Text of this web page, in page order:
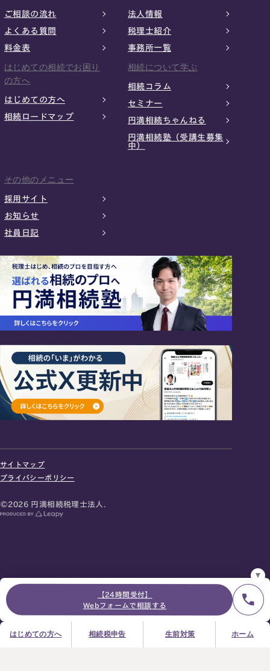
【24時間受付】
Webフォームで相談する
はじめての方へ 相続税申告 生前対策 ホーム
ご相談の流れ
よくある質問
料金表
法人情報
税理士紹介
事務所一覧
はじめての相続でお困り
の方へ
はじめての方へ
相続ロードマップ
相続について学ぶ
相続コラム
セミナー
円満相続ちゃんねる
円満相続塾（受講生募集
中）
その他のメニュー
採用サイト
お知らせ
社員日記
サイトマップ
プライバシーポリシー
©2026 円満相続税理士法人.